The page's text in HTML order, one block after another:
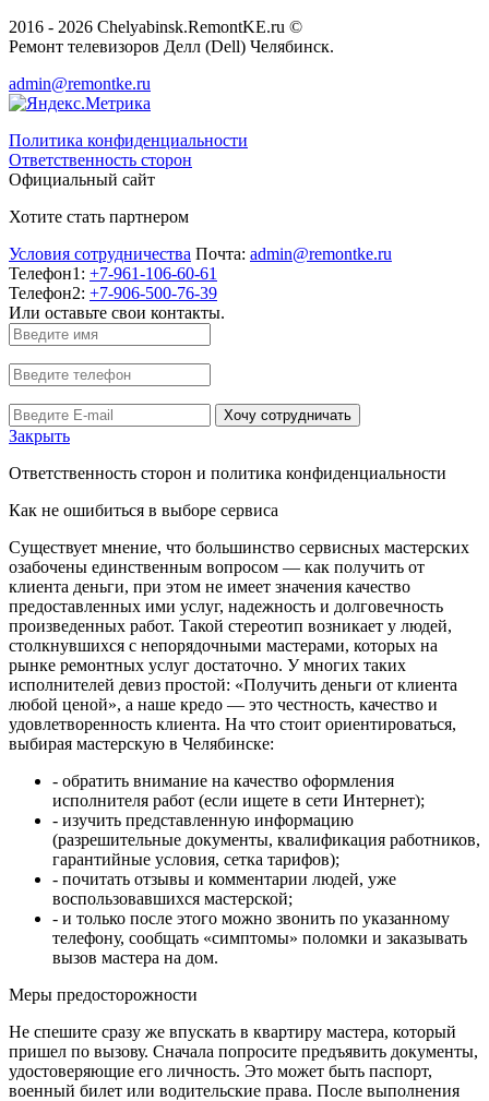
2016 - 2026 Chelyabinsk.RemontKE.ru ©
Ремонт телевизоров Делл (Dell) Челябинск.
admin@remontke.ru
Политика конфиденциальности
Ответственность сторон
Официальный сайт
Хотите стать партнером
Условия сотрудничества Почта: admin@remontke.ru
Телефон1: +7-961-106-60-61
Телефон2: +7-906-500-76-39
Или оставьте свои контакты.
Хочу сотрудничать
Закрыть
Ответственность сторон и политика конфиденциальности
Как не ошибиться в выборе сервиса
Существует мнение, что большинство сервисных мастерских
озабочены единственным вопросом — как получить от
клиента деньги, при этом не имеет значения качество
предоставленных ими услуг, надежность и долговечность
произведенных работ. Такой стереотип возникает у людей,
столкнувшихся с непорядочными мастерами, которых на
рынке ремонтных услуг достаточно. У многих таких
исполнителей девиз простой: «Получить деньги от клиента
любой ценой», а наше кредо — это честность, качество и
удовлетворенность клиента. На что стоит ориентироваться,
выбирая мастерскую в Челябинске:
- обратить внимание на качество оформления
исполнителя работ (если ищете в сети Интернет);
- изучить представленную информацию
(разрешительные документы, квалификация работников,
гарантийные условия, сетка тарифов);
- почитать отзывы и комментарии людей, уже
воспользовавшихся мастерской;
- и только после этого можно звонить по указанному
телефону, сообщать «симптомы» поломки и заказывать
вызов мастера на дом.
Меры предосторожности
Не спешите сразу же впускать в квартиру мастера, который
пришел по вызову. Сначала попросите предъявить документы,
удостоверяющие его личность. Это может быть паспорт,
военный билет или водительские права. После выполнения